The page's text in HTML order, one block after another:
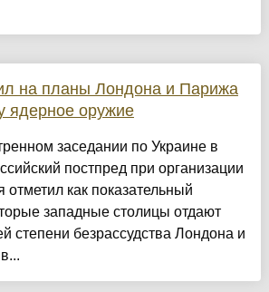
на планы Лондона и Парижа
ядерное оружие
заседании по Украине в
постпред при организации
как показательный
западные столицы отдают
степени безрассудства Лондона и